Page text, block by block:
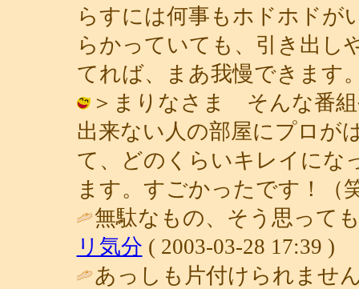
らすには何事もホドホドが
らかっていても、引き出し
てれば、まあ我慢できます
＞まりなさま そんな番組
出来ない人の部屋にプロが
て、どのくらいキレイにな
ます。すごかったです！（
無駄なもの、そう思って
リ気分 ( 2003-03-28 17:39 )
あっしも片付けられませ